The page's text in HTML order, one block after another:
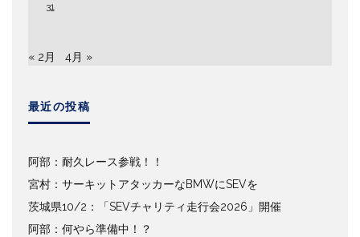
31
« 2月 4月 »
最近の投稿
阿部：耐久レース参戦！！
宮村：サーキットアタッカーなBMWにSEVを
茨城県10/2：「SEVチャリティ走行会2026」開催
阿部：何やら準備中！？